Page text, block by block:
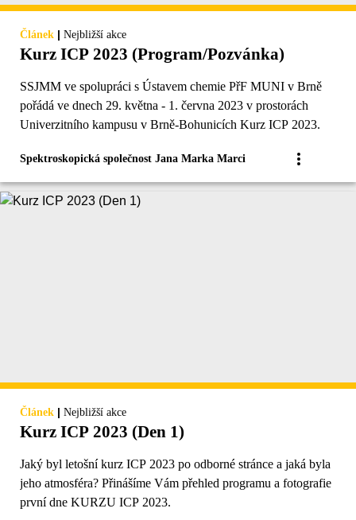
Článek | Nejbližší akce
Kurz ICP 2023 (Program/Pozvánka)
SSJMM ve spolupráci s Ústavem chemie PřF MUNI v Brně
pořádá ve dnech 29. května - 1. června 2023 v prostorách
Univerzitního kampusu v Brně-Bohunicích Kurz ICP 2023.
Spektroskopická společnost Jana Marka Marci
Článek | Nejbližší akce
Kurz ICP 2023 (Den 1)
Jaký byl letošní kurz ICP 2023 po odborné stránce a jaká byla
jeho atmosféra? Přinášíme Vám přehled programu a fotografie
první dne KURZU ICP 2023.